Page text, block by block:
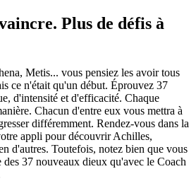
Plus de défis à
Metis... vous pensiez les avoir tous
ce n'était qu'un début. Éprouvez 37
d'intensité et d'efficacité. Chaque
Chacun d'entre eux vous mettra à
différemment. Rendez-vous dans la
appli pour découvrir Achilles,
d'autres. Toutefois, notez bien que vous
des 37 nouveaux dieux qu'avec le Coach